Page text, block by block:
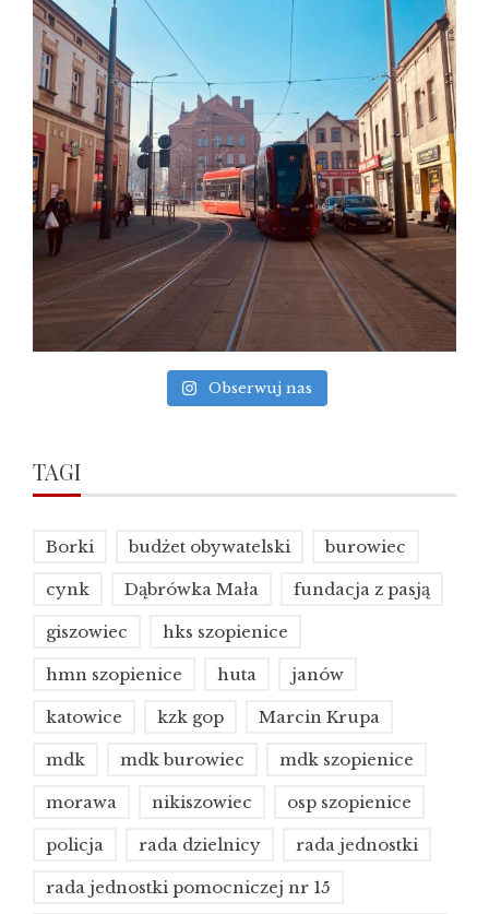
Obserwuj nas
TAGI
Borki budżet obywatelski burowiec
cynk Dąbrówka Mała fundacja z pasją
giszowiec hks szopienice
hmn szopienice huta janów
katowice kzk gop Marcin Krupa
mdk mdk burowiec mdk szopienice
morawa nikiszowiec osp szopienice
policja rada dzielnicy rada jednostki
rada jednostki pomocniczej nr 15